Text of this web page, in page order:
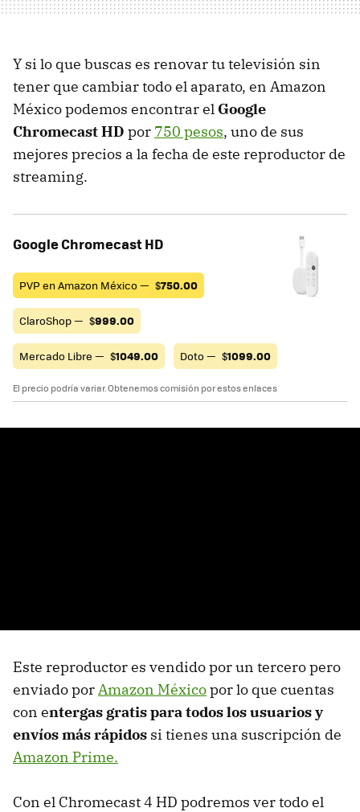
Y si lo que buscas es renovar tu televisión sin
tener que cambiar todo el aparato, en Amazon
México podemos encontrar el Google
Chromecast HD por 750 pesos, uno de sus
mejores precios a la fecha de este reproductor de
streaming.
Google Chromecast HD
PVP en Amazon México — $750.00
ClaroShop — $999.00
Mercado Libre — $1049.00 Doto — $1099.00
El precio podría variar. Obtenemos comisión por estos enlaces
Este reproductor es vendido por un tercero pero
enviado porAmazon Méxicopor lo que cuentas
con entergas gratis para todos los usuarios y
envíos más rápidos si tienes una suscripción de
Amazon Prime.
Con el Chromecast 4 HD podremos ver todo el